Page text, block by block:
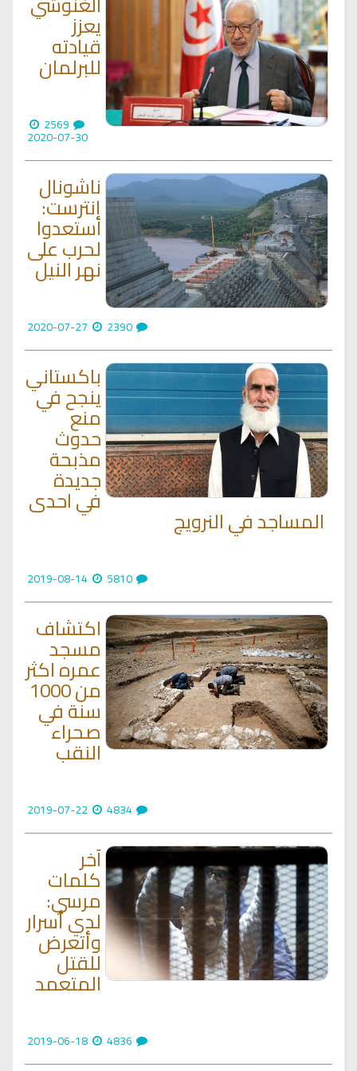
يعزز
قيادته
للبرلمان
2020-07-30
ناشونال
إنترست:
استعدوا
لحرب على
نهر النيل
باكستاني
ينجح في
منع
حدوث
مذبحة
جديدة
في احدى
المساجد في النرويج
اكتشاف
مسجد
عمره اكثر
من 1000
سنة في
صحراء
النقب
آخر
كلمات
مرسي:
لدي أسرار
وأتعرض
للقتل
المتعمد